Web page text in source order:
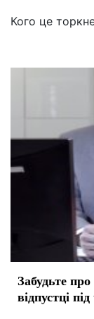
Кого це
Забудьте
відпустці